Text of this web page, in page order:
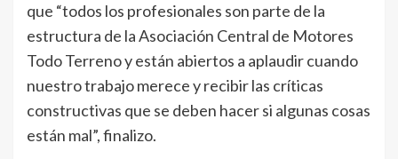
que “todos los profesionales son parte de la
estructura de la Asociación Central de Motores
Todo Terreno y están abiertos a aplaudir cuando
nuestro trabajo merece y recibir las críticas
constructivas que se deben hacer si algunas cosas
están mal”, finalizo.